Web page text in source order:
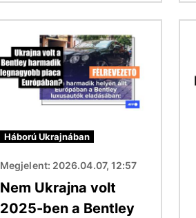
Háború Ukrajnában
Megjelent: 2026.04.07, 12:57
Nem Ukrajna volt
2025-ben a Bentley